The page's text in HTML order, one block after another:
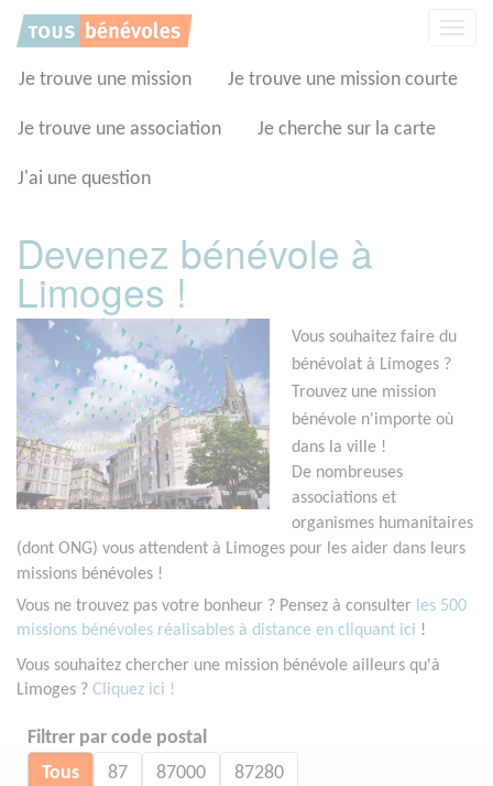
Je trouve une mission Je trouve une mission courte
Je trouve une association Je cherche sur la carte
J'ai une question
Devenez bénévole à
Limoges !
Vous souhaitez faire du
bénévolat à Limoges ?
Trouvez une mission
bénévole n'importe où
dans la ville !
De nombreuses
associations et
organismes humanitaires
(dont ONG) vous attendent à Limoges pour les aider dans leurs
missions bénévoles !
Vous ne trouvez pas votre bonheur ? Pensez à consulter les 500
missions bénévoles réalisables à distance en cliquant ici !
Vous souhaitez chercher une mission bénévole ailleurs qu'à
Limoges ? Cliquez ici !
Filtrer par code postal
Tous 87 87000 87280
Panneau de gestion des cookies